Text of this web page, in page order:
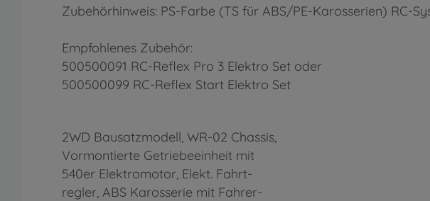
Zubehörhinweis: PS-Farbe (TS für ABS/PE-Karosserien) RC-
Empfohlenes Zubehör:
500500091 RC-Reflex Pro 3 Elektro Set oder
500500099 RC-Reflex Start Elektro Set
2WD Bausatzmodell, WR-02 Chassis,
Vormontierte Getriebeeinheit mit
540er Elektromotor, Elekt. Fahrt-
regler, ABS Karosserie mit Fahrer-